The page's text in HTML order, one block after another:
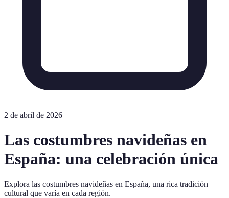
2 de abril de 2026
Las costumbres navideñas en
España: una celebración única
Explora las costumbres navideñas en España, una rica tradición
cultural que varía en cada región.